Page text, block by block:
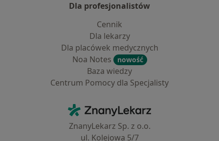
Dla profesjonalistów
Cennik
Dla lekarzy
Dla placówek medycznych
Noa Notes
nowość
Baza wiedzy
Centrum Pomocy dla Specjalisty
ZnanyLekarz - Strona główna
ZnanyLekarz Sp. z o.o.
ul. Kolejowa 5/7